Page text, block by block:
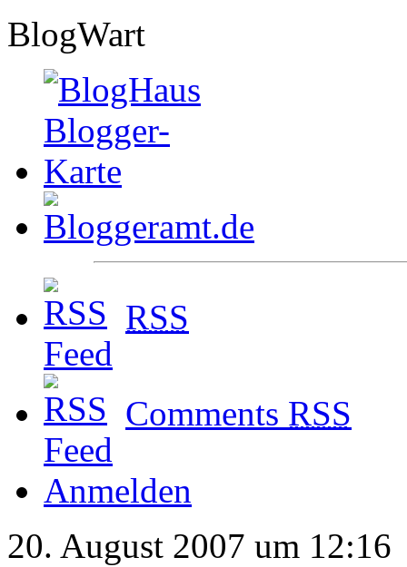
BlogWart
RSS
Comments RSS
Anmelden
20. August 2007 um 12:16